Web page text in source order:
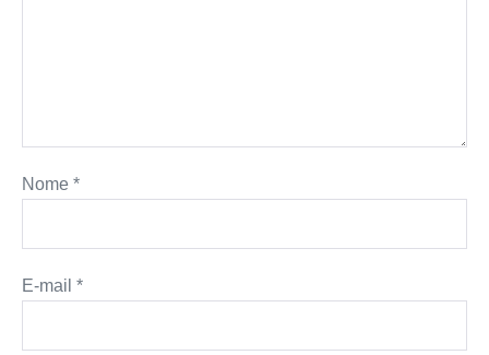
Nome *
E-mail *